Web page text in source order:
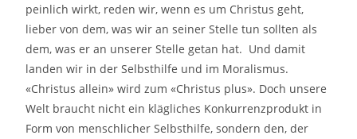
peinlich wirkt, reden wir, wenn es um Christus geht,
lieber von dem, was wir an seiner Stelle tun sollten als
dem, was er an unserer Stelle getan hat. Und damit
landen wir in der Selbsthilfe und im Moralismus.
«Christus allein» wird zum «Christus plus». Doch unsere
Welt braucht nicht ein klägliches Konkurrenzprodukt in
Form von menschlicher Selbsthilfe, sondern den, der